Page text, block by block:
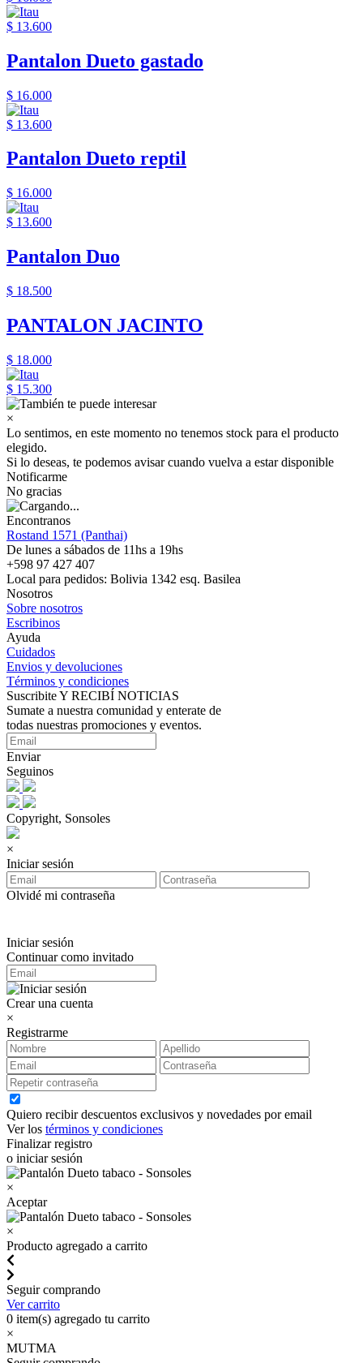
$ 13.600
Pantalon Dueto gastado
$ 16.000
$ 13.600
Pantalon Dueto reptil
$ 16.000
$ 13.600
Pantalon Duo
$ 18.500
PANTALON JACINTO
$ 18.000
$ 15.300
×
Lo sentimos, en este momento no tenemos stock para el producto
elegido.
Si lo deseas, te podemos avisar cuando vuelva a estar disponible
Notificarme
No gracias
Encontranos
Rostand 1571 (Panthai)
De lunes a sábados de 11hs a 19hs
+598 97 427 407
Local para pedidos: Bolivia 1342 esq. Basilea
Nosotros
Sobre nosotros
Escribinos
Ayuda
Cuidados
Envios y devoluciones
Términos y condiciones
Suscribite Y RECIBÍ NOTICIAS
Sumate a nuestra comunidad y enterate de
todas nuestras promociones y eventos.
Enviar
Seguinos
Copyright, Sonsoles
×
Iniciar sesión
Olvidé mi contraseña
Iniciar sesión
Continuar como invitado
Crear una cuenta
×
Registrarme
Quiero recibir descuentos exclusivos y novedades por email
Ver los términos y condiciones
Finalizar registro
o iniciar sesión
×
Aceptar
×
Producto agregado a carrito
Seguir comprando
Ver carrito
0 item(s) agregado tu carrito
×
MUTMA